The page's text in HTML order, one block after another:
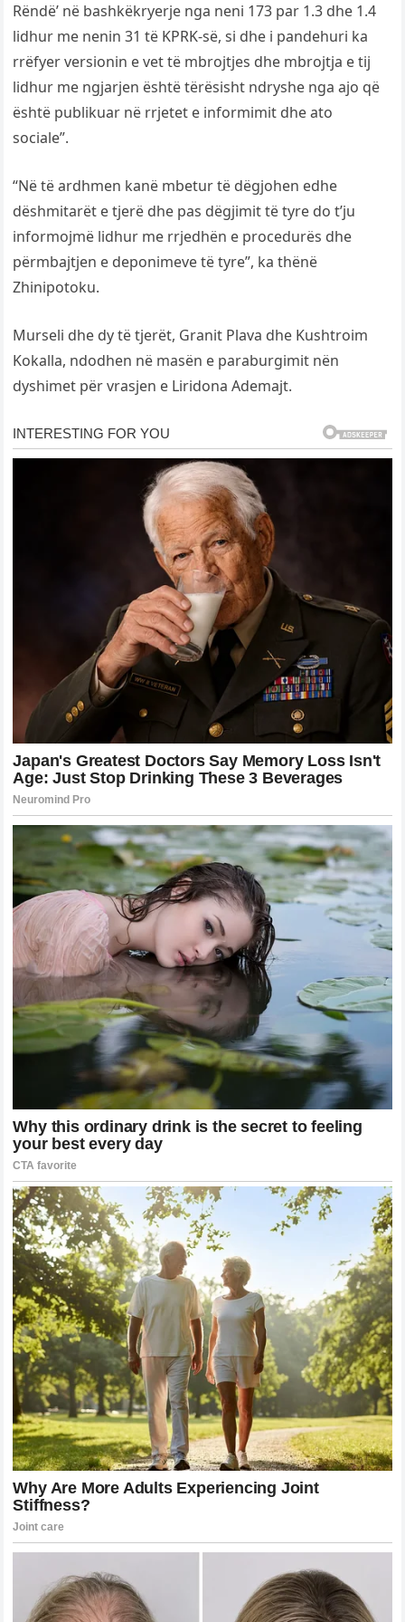
Rëndë’ në bashkëkryerje nga neni 173 par 1.3 dhe 1.4
lidhur me nenin 31 të KPRK-së, si dhe i pandehuri ka
rrëfyer versionin e vet të mbrojtjes dhe mbrojtja e tij
lidhur me ngjarjen është tërësisht ndryshe nga ajo që
është publikuar në rrjetet e informimit dhe ato
sociale”.
“Në të ardhmen kanë mbetur të dëgjohen edhe
dëshmitarët e tjerë dhe pas dëgjimit të tyre do t’ju
informojmë lidhur me rrjedhën e procedurës dhe
përmbajtjen e deponimeve të tyre”, ka thënë
Zhinipotoku.
Murseli dhe dy të tjerët, Granit Plava dhe Kushtroim
Kokalla, ndodhen në masën e paraburgimit nën
dyshimet për vrasjen e Liridona Ademajt.